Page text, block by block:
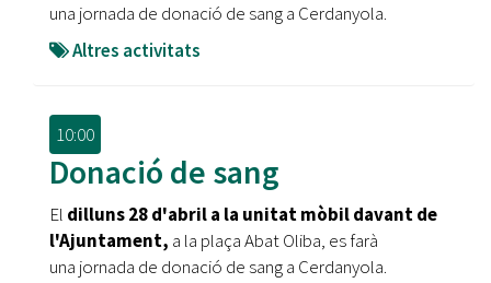
una jornada de donació de sang a Cerdanyola.
Altres activitats
10:00
Donació de sang
El dilluns 28 d'abril a la unitat mòbil davant de
l'Ajuntament, a la plaça Abat Oliba, es farà
una jornada de donació de sang a Cerdanyola.